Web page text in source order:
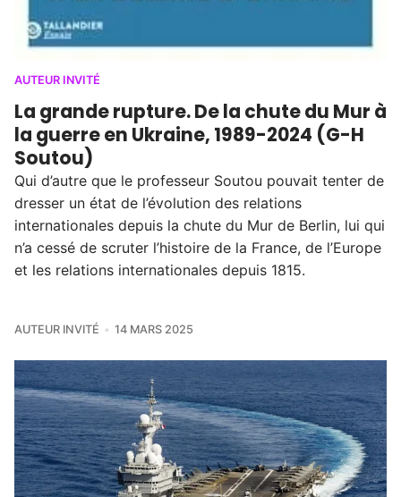
AUTEUR INVITÉ
La grande rupture. De la chute du Mur à
la guerre en Ukraine, 1989-2024 (G-H
Soutou)
Qui d’autre que le professeur Soutou pouvait tenter de
dresser un état de l’évolution des relations
internationales depuis la chute du Mur de Berlin, lui qui
n’a cessé de scruter l’histoire de la France, de l’Europe
et les relations internationales depuis 1815.
AUTEUR INVITÉ 14 MARS 2025